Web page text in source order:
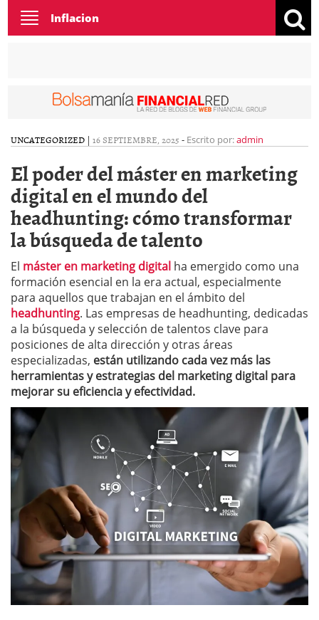
Toggle
navigation
Inflacion
UNCATEGORIZED | 16 SEPTIEMBRE, 2025 - Escrito por:admin
El poder del máster en marketing
digital en el mundo del
headhunting: cómo transformar
la búsqueda de talento
El máster en marketing digital ha emergido como una
formación esencial en la era actual, especialmente
para aquellos que trabajan en el ámbito del
headhunting. Las empresas de headhunting, dedicadas
a la búsqueda y selección de talentos clave para
posiciones de alta dirección y otras áreas
especializadas, están utilizando cada vez más las
herramientas y estrategias del marketing digital para
mejorar su eficiencia y efectividad.